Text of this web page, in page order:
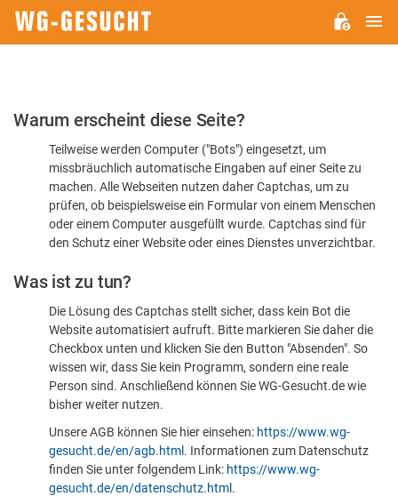
Bitte
dass
sind
Warum erscheint diese Seite?
Teilweise werden Computer ("Bots") eingesetzt, um
missbräuchlich automatische Eingaben auf einer Seite zu
machen. Alle Webseiten nutzen daher Captchas, um zu
prüfen, ob beispielsweise ein Formular von einem Menschen
oder einem Computer ausgefüllt wurde. Captchas sind für
den Schutz einer Website oder eines Dienstes unverzichtbar.
Was ist zu tun?
Die Lösung des Captchas stellt sicher, dass kein Bot die
Website automatisiert aufruft. Bitte markieren Sie daher die
Checkbox unten und klicken Sie den Button "Absenden". So
wissen wir, dass Sie kein Programm, sondern eine reale
Person sind. Anschließend können Sie WG-Gesucht.de wie
bisher weiter nutzen.
Unsere AGB können Sie hier einsehen: https://www.wg-
gesucht.de/en/agb.html . Informationen zum Datenschutz
finden Sie unter folgendem Link: https://www.wg-
gesucht.de/en/datenschutz.html .